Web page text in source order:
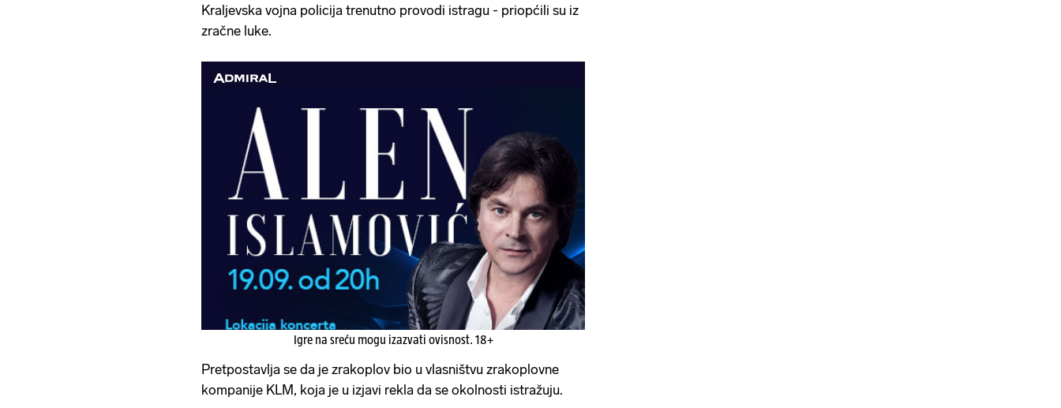
Kraljevska vojna policija trenutno provodi istragu - priopćili su iz
zračne luke.
Igre na sreću mogu izazvati ovisnost. 18+
Pretpostavlja se da je zrakoplov bio u vlasništvu zrakoplovne
kompanije KLM, koja je u izjavi rekla da se okolnosti istražuju.